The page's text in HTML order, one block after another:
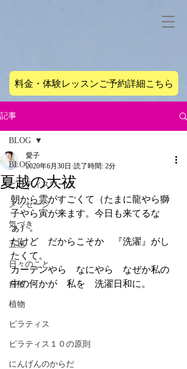
料金・体験レッスンご予約詳細こちら
記事
BLOG
ピラティスワーク
メッセージ
気づき
五感
日々のこと
自然
植物
ピラティス
ピラティス１０の原則
にんげんのからだ
BLOG
夏越の大祓
愛子
2020年6月30日 読了時間: 2分
朝から雲がすごくて（たまに龍やら獅
子やら寅が来ます。今日も来てるな
ぁ）。
だけど　だからこそか　『洗濯』がし
たくて。
カーテンやら　なにやら　なぜか私の
中の何かが　私を　洗濯日和に。